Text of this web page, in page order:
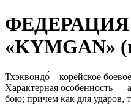
ФЕДЕРАЦИЯ
«KYMGAN»
Тхэквондо́—корейское
Характерная особенность —
бою; причем как для ударов,